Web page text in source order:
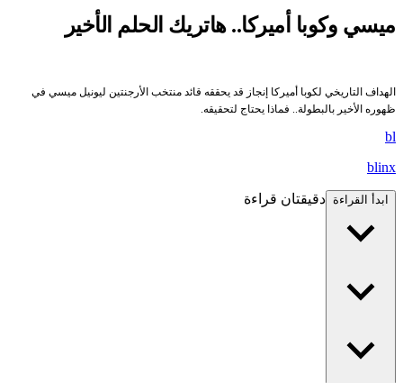
ميسي وكوبا أميركا.. هاتريك الحلم الأخير
الهداف التاريخي لكوبا أميركا إنجاز قد يحققه قائد منتخب الأرجنتين ليونيل ميسي في
ظهوره الأخير بالبطولة.. فماذا يحتاج لتحقيقه.
bl
blinx
ابدأ القراءة دقيقتان قراءة